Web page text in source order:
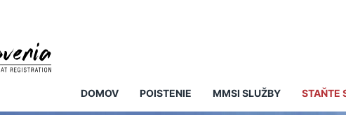
DOMOV POISTENIE MMSI SLUŽBY STAŇTE